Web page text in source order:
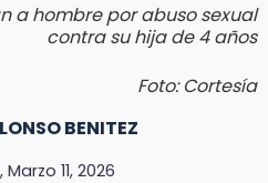
a hombre por abuso sexual
contra su hija de 4 años
Foto: Cortesía
BENITEZ
11, 2026